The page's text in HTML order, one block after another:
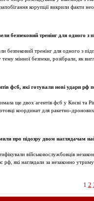
корупції викрили факти
безпековий тренінг для одного з
безпековий тренінг для одного з
мінної безпеки, розібрали, як
фсб, які готували нові удари рф
ще двох агентів фсб у Києві та
координат для ракетно-
про підозру двом наглядачам
військовослужбовців
рф, які наглядали за незаконно
1 2